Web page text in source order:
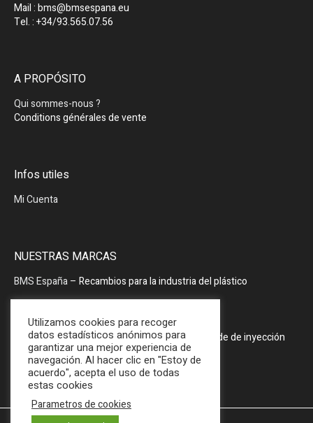
Mail : bms@bmsespana.eu
Tel. : +34/93.565.07.56
A PROPÓSITO
Qui sommes-nous ?
Conditions générales de vente
Infos utiles
Mi Cuenta
NUESTRAS MARCAS
BMS España– Recambios para la industria del plástico
PRODOPTIM– Mesa de mantenimiento de molde de inyección
Utilizamos cookies para recoger
datos estadísticos anónimos para
garantizar una mejor experiencia de
navegación. Al hacer clic en "Estoy de
acuerdo", acepta el uso de todas
estas cookies
Parametros de cookies